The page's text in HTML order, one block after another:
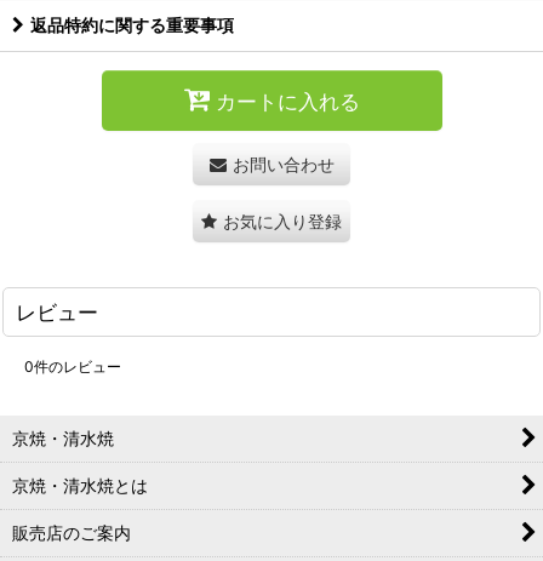
返品特約に関する重要事項
カートに入れる
お問い合わせ
お気に入り登録
レビュー
0件のレビュー
京焼・清水焼
京焼・清水焼とは
販売店のご案内